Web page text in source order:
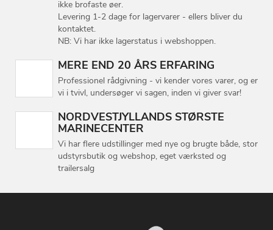
ikke brofaste øer.
Levering 1-2 dage for lagervarer - ellers bliver du
kontaktet.
NB: Vi har ikke lagerstatus i webshoppen.
MERE END 20 ÅRS ERFARING
Professionel rådgivning - vi kender vores varer, og er
vi i tvivl, undersøger vi sagen, inden vi giver svar!
NORDVESTJYLLANDS STØRSTE
MARINECENTER
Vi har flere udstillinger med nye og brugte både, stor
udstyrsbutik og webshop, eget værksted og
trailersalg